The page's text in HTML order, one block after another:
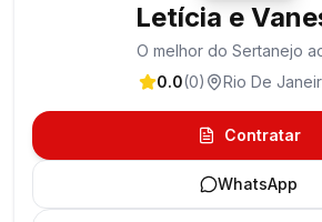
Letícia e
O melhor do Sertanejo
0.0(0) Rio De
Contratar
WhatsApp